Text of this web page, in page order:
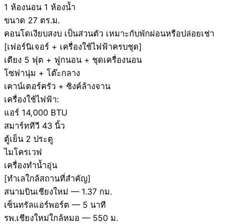
1 ห้องนอน 1 ห้องน้ำ
ขนาด 27 ตร.ม.
คอนโดเงียบสงบ เป็นส่วนตัว เหมาะกับพักผ่อนหรือปล่อยเช่า
[เฟอร์นิเจอร์ + เครื่องใช้ไฟฟ้าครบชุด]
เตียง 5 ฟุต + ฟูกนอน + ชุดเครื่องนอน
โซฟานุ่ม + โต๊ะกลาง
เคาน์เตอร์ครัว + ซิงค์ล้างจาน
เครื่องใช้ไฟฟ้า:
แอร์ 14,000 BTU
สมาร์ททีวี 43 นิ้ว
ตู้เย็น 2 ประตู
ไมโครเวฟ
เครื่องทำน้ำอุ่น
[ทำเลใกล้สถานที่สำคัญ]
สนามบินเชียงใหม่ — 1.37 กม.
เซ็นทรัลแอร์พอร์ต — 5 นาที
รพ.เชียงใหม่ใกล้หมอ — 550 ม.